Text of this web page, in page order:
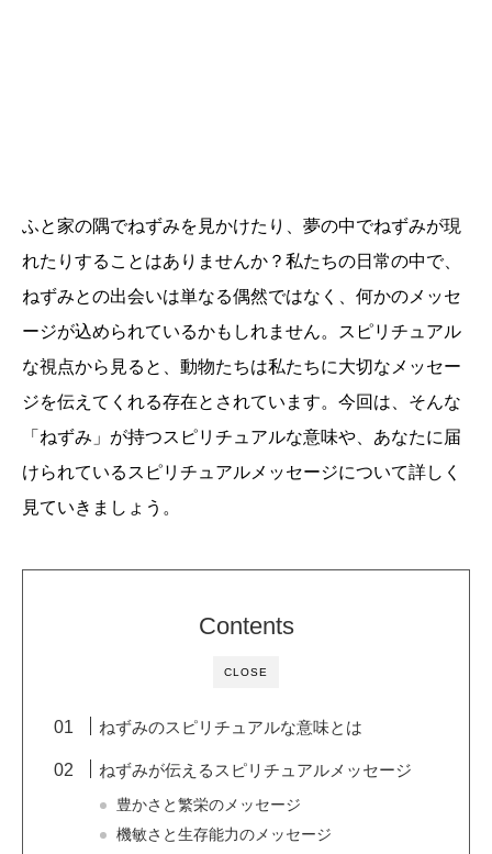
ふと家の隅でねずみを見かけたり、夢の中でねずみが現
れたりすることはありませんか？私たちの日常の中で、
ねずみとの出会いは単なる偶然ではなく、何かのメッセ
ージが込められているかもしれません。スピリチュアル
な視点から見ると、動物たちは私たちに大切なメッセー
ジを伝えてくれる存在とされています。今回は、そんな
「ねずみ」が持つスピリチュアルな意味や、あなたに届
けられているスピリチュアルメッセージについて詳しく
見ていきましょう。
CLOSE
Contents
ねずみのスピリチュアルな意味とは
ねずみが伝えるスピリチュアルメッセージ
豊かさと繁栄のメッセージ
機敏さと生存能力のメッセージ